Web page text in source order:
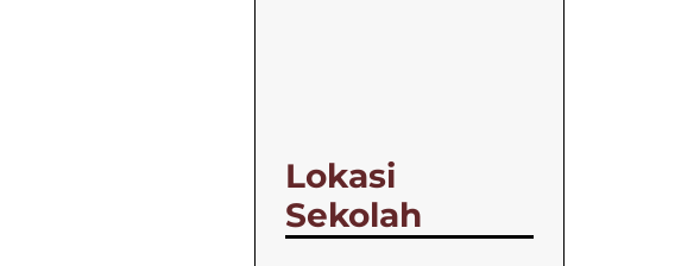
Lokasi
Sekolah